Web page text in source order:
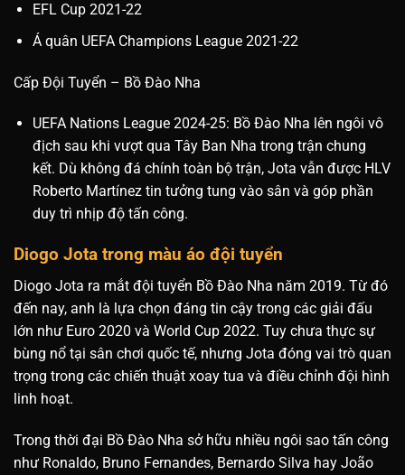
EFL Cup 2021-22
Á quân UEFA Champions League 2021-22
Cấp Đội Tuyển – Bồ Đào Nha
UEFA Nations League 2024-25: Bồ Đào Nha lên ngôi vô
địch sau khi vượt qua Tây Ban Nha trong trận chung
kết. Dù không đá chính toàn bộ trận, Jota vẫn được HLV
Roberto Martínez tin tưởng tung vào sân và góp phần
duy trì nhịp độ tấn công.
Diogo Jota trong màu áo đội tuyển
Diogo Jota ra mắt đội tuyển Bồ Đào Nha năm 2019. Từ đó
đến nay, anh là lựa chọn đáng tin cậy trong các giải đấu
lớn như Euro 2020 và World Cup 2022. Tuy chưa thực sự
bùng nổ tại sân chơi quốc tế, nhưng Jota đóng vai trò quan
trọng trong các chiến thuật xoay tua và điều chỉnh đội hình
linh hoạt.
Trong thời đại Bồ Đào Nha sở hữu nhiều ngôi sao tấn công
như Ronaldo, Bruno Fernandes, Bernardo Silva hay João